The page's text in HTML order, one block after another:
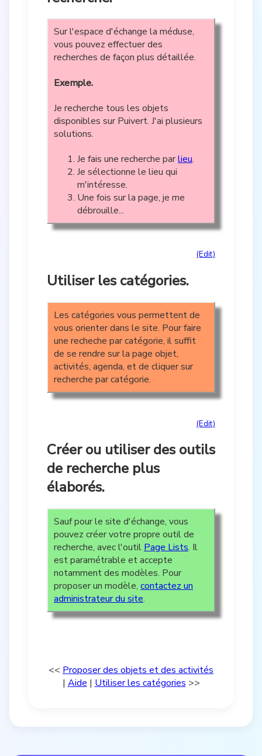
Sur l'espace d'échange la méduse,
vous pouvez effectuer des
recherches de façon plus détaillée.
Exemple.
Je recherche tous les objets
disponibles sur Puivert. J'ai plusieurs
solutions.
Je fais une recherche parlieu.
Je sélectionne le lieu qui
m'intéresse.
Une fois sur la page, je me
débrouille...
(Edit)
Utiliser les catégories.
Les catégories vous permettent de
vous orienter dans le site. Pour faire
une recheche par catégorie, il suffit
de se rendre sur la page objet,
activités, agenda, et de cliquer sur
recherche par catégorie.
(Edit)
Créer ou utiliser des outils
de recherche plus
élaborés.
Sauf pour le site d'échange, vous
pouvez créer votre propre outil de
recherche, avec l'outil Page Lists. Il
est paramétrable et accepte
notamment des modèles. Pour
proposer un modèle, contactez un
administrateur du site.
<< Proposer des objets et des activités
| Aide | Utiliser les catégories >>